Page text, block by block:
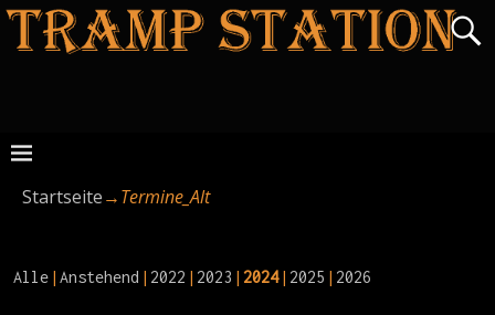
Startseite→Termine_Alt
Alle Anstehend 2022 2023 2024 2025 2026